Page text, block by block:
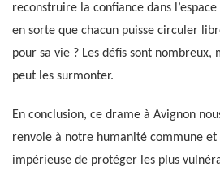
reconstruire la confiance dans
en sorte que chacun puisse circuler
pour sa vie ? Les défis sont
peut les surmonter.
En conclusion, ce drame à Avignon
renvoie à notre humanité commune et
impérieuse de protéger les plus